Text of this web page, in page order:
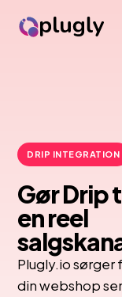
DRIP INTEGRATION
Gør Drip
en reel
Plugly.io sørger
din webshop